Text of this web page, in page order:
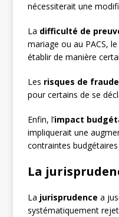
nécessiterait une
La difficulté de
mariage ou au PACS,
établir de manière
Les risques de fraude
pour certains de se
Enfin, l’impact
impliquerait une
contraintes
La
La jurisprudence a
systématiquement